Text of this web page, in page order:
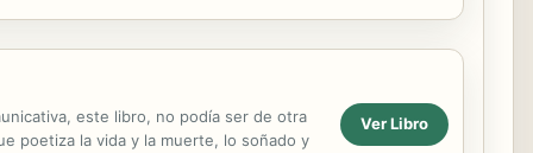
este libro, no podía ser de otra
poetiza la vida y la muerte, lo soñado y
Ver Libro